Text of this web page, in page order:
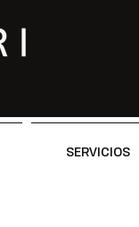
SERVICIOS